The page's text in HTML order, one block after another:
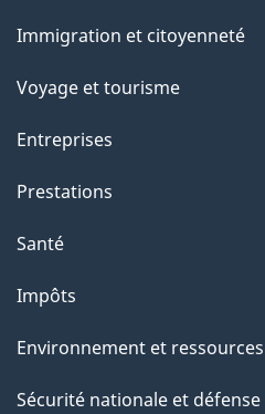
sujets
Immigration et citoyenneté
Voyage et tourisme
Entreprises
Prestations
Santé
Impôts
Environnement et
Sécurité nationale et défense